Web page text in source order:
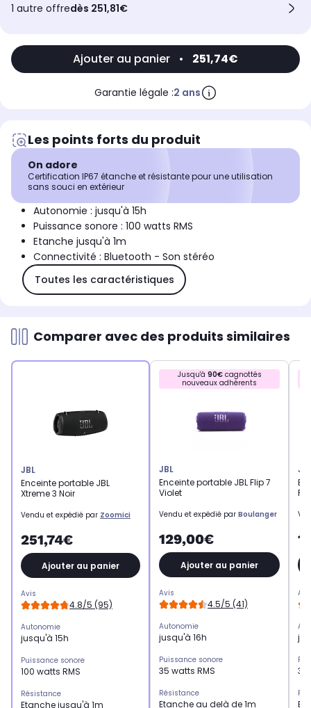
1 autre offredès 251,81€
Ajouter au panier • 251,74€
Garantie légale :2 ans
Les points forts du produit
On adore
Certification IP67 étanche et résistante pour une utilisation
sans souci en extérieur
Autonomie : jusqu'à 15h
Puissance sonore : 100 watts RMS
Etanche jusqu'à 1m
Connectivité : Bluetooth - Son stéréo
Toutes les caractéristiques
Comparer avec des produits similaires
JBL
Enceinte portable JBL
Xtreme 3 Noir
Vendu et expédié par Zoomici
251,74€
Ajouter au panier
Avis
4.8/5 (95)
Autonomie
jusqu'à 15h
Puissance sonore
100 watts RMS
Résistance
Etanche jusqu'à 1m
Jusqu'à 90€cagnottés
nouveaux adhérents
JBL
Enceinte portable JBL Flip 7
Violet
Vendu et expédié par Boulanger
129,00€
Ajouter au panier
Avis
4.5/5 (41)
Autonomie
jusqu'à 16h
Puissance sonore
35 watts RMS
Résistance
Etanche au delà de 1m
35